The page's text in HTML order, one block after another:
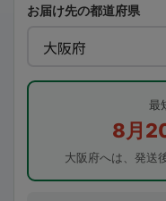
お届け先の都道府県
最
8月
大阪府へは、発送